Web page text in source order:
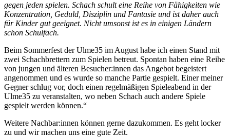
gegen jeden spielen. Schach schult eine Reihe von Fähigkeiten wie
Konzentration, Geduld, Disziplin und Fantasie und ist daher auch
für Kinder gut geeignet. Nicht umsonst ist es in einigen Ländern
schon Schulfach.
Beim Sommerfest der Ulme35 im August habe ich einen Stand mit
zwei Schachbrettern zum Spielen betreut. Spontan haben eine Reihe
von jungen und älteren Besucher:innen das Angebot begeistert
angenommen und es wurde so manche Partie gespielt. Einer meiner
Gegner schlug vor, doch einen regelmäßigen Spieleabend in der
Ulme35 zu veranstalten, wo neben Schach auch andere Spiele
gespielt werden können.“
Weitere Nachbar:innen können gerne dazukommen. Es geht locker
zu und wir machen uns eine gute Zeit.